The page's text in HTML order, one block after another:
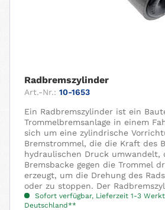
Radbremszylinder
Art.-Nr.: 10-1653
Ein Radbremszylinder ist ein
Trommelbremsanlage in einem
sich um eine zylindrische
Bremstrommel, die die Kraft des
hydraulischen Druck umwandelt,
Bremsbacke gegen die Trommel
erzeugt, um die Drehung des
oder zu stoppen. Der
Sofort verfügbar, Lieferzeit 1-3
Deutschland**